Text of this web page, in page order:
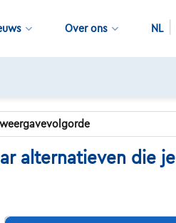
Over ons NL
alternatieven die je